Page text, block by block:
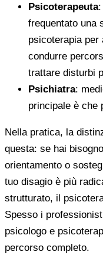
Psicoterapeuta:
frequentato una
psicoterapia per
condurre
trattare disturbi
Psichiatra:
principale è che
Nella pratica, la
questa: se hai
orientamento o
tuo disagio è più
strutturato, il
Spesso i
psicologo e
percorso completo.